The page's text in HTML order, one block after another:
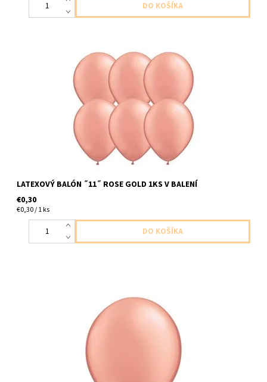
Latexový balón,,11,, ruzovo zlata 1ks v balení velkost 28cm
dodavame nenafukane
LATEXOVÝ BALÓN ˝11˝ ROSE GOLD 1KS V BALENÍ
€0,30
€0,30 / 1 ks
Latexový balón ,,16,, ruzovozlata 1ks v baleni veľkosť 40cm
dodavame nenafukane